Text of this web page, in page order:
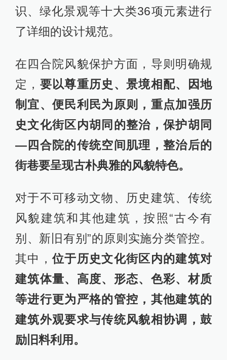
识、绿化景观等十大类36项元素进行
了详细的设计规范。
在四合院风貌保护方面，导则明确规
定， 要以尊重历史、景境相配、因地
制宜、便民利民为原则，重点加强历
史文化街区内胡同的整治，保护胡同
—四合院的传统空间肌理，整治后的
街巷要呈现古朴典雅的风貌特色。
对于不可移动文物、历史建筑、传统
风貌建筑和其他建筑，按照“古今有
别、新旧有别”的原则实施分类管控。
其中，位于历史文化街区内的建筑对
建筑体量、高度、形态、色彩、材质
等进行更为严格的管控，其他建筑的
建筑外观要求与传统风貌相协调，鼓
励旧料利用。